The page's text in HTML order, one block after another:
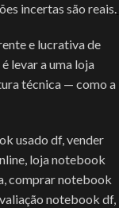
incertas são reais.
e lucrativa de
levar a uma loja
técnica — como a
usado df, vender
loja notebook
comprar notebook
notebook df,